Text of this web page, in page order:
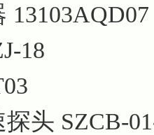
13103AQD07
18
头 SZCB-